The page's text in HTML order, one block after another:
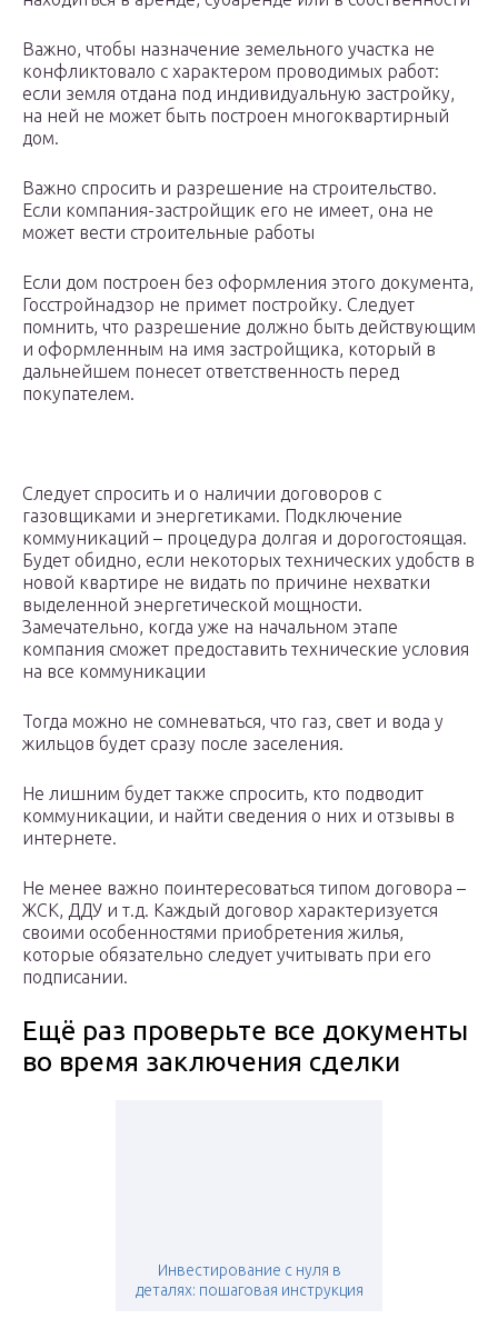
Важно, чтобы назначение земельного участка не
конфликтовало с характером проводимых работ:
если земля отдана под индивидуальную застройку,
на ней не может быть построен многоквартирный
дом.
Важно спросить и разрешение на строительство.
Если компания-застройщик его не имеет, она не
может вести строительные работы
Если дом построен без оформления этого документа,
Госстройнадзор не примет постройку. Следует
помнить, что разрешение должно быть действующим
и оформленным на имя застройщика, который в
дальнейшем понесет ответственность перед
покупателем.
Следует спросить и о наличии договоров с
газовщиками и энергетиками. Подключение
коммуникаций – процедура долгая и дорогостоящая.
Будет обидно, если некоторых технических удобств в
новой квартире не видать по причине нехватки
выделенной энергетической мощности.
Замечательно, когда уже на начальном этапе
компания сможет предоставить технические условия
на все коммуникации
Тогда можно не сомневаться, что газ, свет и вода у
жильцов будет сразу после заселения.
Не лишним будет также спросить, кто подводит
коммуникации, и найти сведения о них и отзывы в
интернете.
Не менее важно поинтересоваться типом договора –
ЖСК, ДДУ и т.д. Каждый договор характеризуется
своими особенностями приобретения жилья,
которые обязательно следует учитывать при его
подписании.
Ещё раз проверьте все документы
во время заключения сделки
Инвестирование с нуля в
деталях: пошаговая инструкция